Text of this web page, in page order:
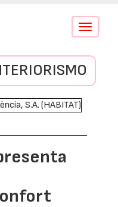
Conmutar